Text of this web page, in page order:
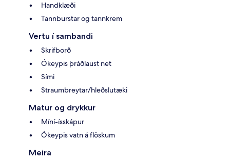
Handklæði
Tannburstar og tannkrem
Vertu í sambandi
Skrifborð
Ókeypis þráðlaust net
Sími
Straumbreytar/hleðslutæki
Matur og drykkur
Míní-ísskápur
Ókeypis vatn á flöskum
Meira